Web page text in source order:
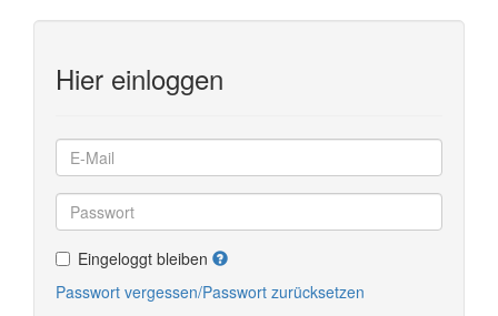
Hier einloggen
Eingeloggt bleiben
Passwort vergessen/Passwort zurücksetzen